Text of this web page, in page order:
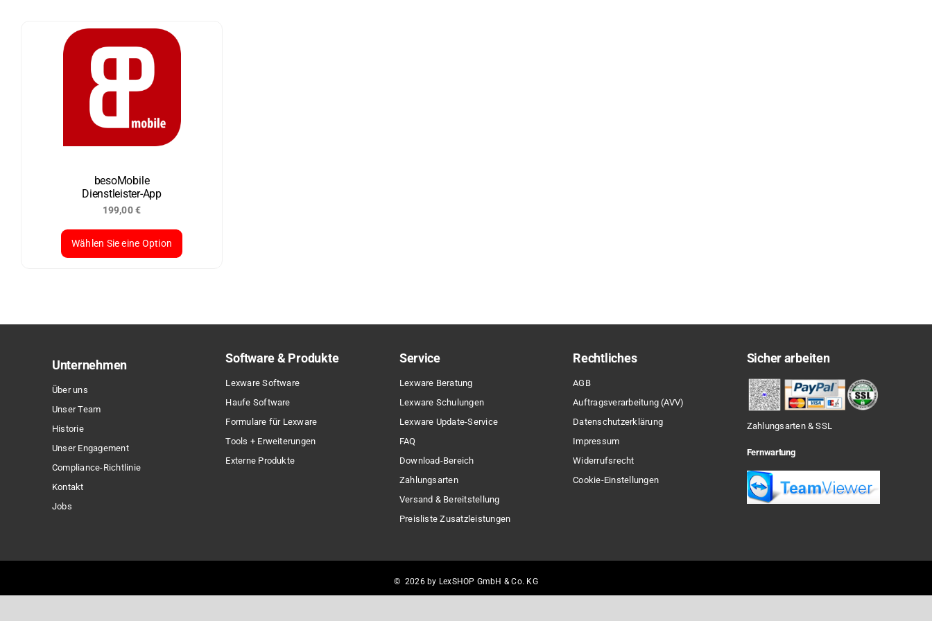
besoMobile
Dienstleister-App
199,00€
Wählen Sie eine Option
Unternehmen
Über uns
Unser Team
Historie
Unser Engagement
Compliance-Richtlinie
Kontakt
Jobs
Software & Produkte
Lexware Software
Haufe Software
Formulare für Lexware
Tools + Erweiterungen
Externe Produkte
Service
Lexware Beratung
Lexware Schulungen
Lexware Update-Service
FAQ
Download-Bereich
Zahlungsarten
Versand & Bereitstellung
Preisliste Zusatzleistungen
Rechtliches
AGB
Auftragsverarbeitung (AVV)
Datenschutzerklärung
Impressum
Widerrufsrecht
Cookie-Einstellungen
Sicher arbeiten
Zahlungsarten & SSL
Fernwartung
© 2026 by LexSHOP GmbH & Co. KG